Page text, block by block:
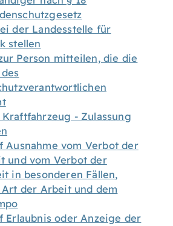
der Landesstelle für
stellen
Person mitteilen, die die
- Zulassung
Ausnahme vom Verbot der
und vom Verbot der
in besonderen Fällen,
der Arbeit und dem
Erlaubnis oder Anzeige der